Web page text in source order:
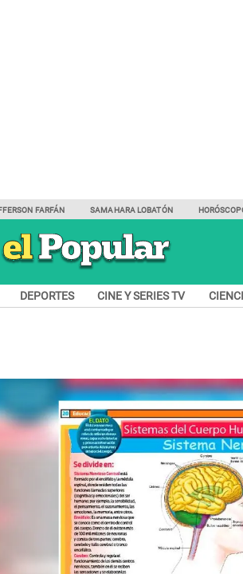
FARFÁN SAMAHARA LOBATÓN
DEPORTES CINE Y SERIES TV